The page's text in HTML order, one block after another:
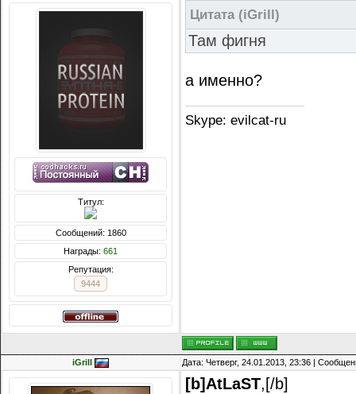
Титул:
Сообщений: 1860
Награды: 661
Репутация:
9444
Цитата(iGrill)
Там фигня
а именно?
Skype: evilcat-ru
iGrill Дата: Четверг, 24.01.2013, 23:36 |
[b]AtLaST,[/b]